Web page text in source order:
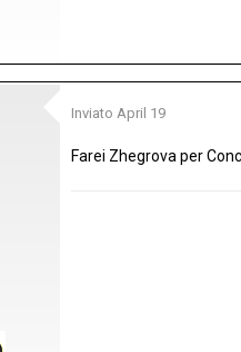
Inviato April 19
Farei Zhegrova per